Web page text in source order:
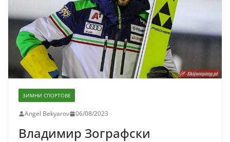
ЗИМНИ СПОРТОВЕ
Angel Bekyarov 06/08/2023
Владимир Зографски